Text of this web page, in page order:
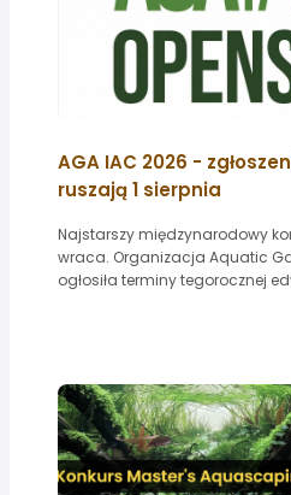
AGA IAC 2026 -
ruszają 1 sierpnia
Najstarszy międzynarodowy
wraca. Organizacja Aquatic
ogłosiła terminy tegorocznej